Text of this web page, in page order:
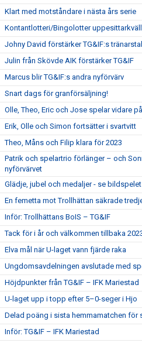
Klart med motståndare i nästa års serie
Kontantlotteri/Bingolotter
Johny David förstärker TG&IF:s
Julin från Skövde AIK förstärker TG&IF
Marcus blir TG&IF:s andra nyförvärv
Snart dags för granförsäljning!
Olle, Theo, Eric och Jose spelar vidare
Erik, Olle och Simon fortsätter i svartvitt
Theo, Måns och Filip klara för 2023
Patrik och spelartrio förlänger – och
nyförvärvet
Glädje, jubel och medaljer - se
En femetta mot Trollhättan säkrade
Inför: Trollhättans BoIS – TG&IF
Tack för i år och välkommen tillbaka
Elva mål när U-laget vann fjärde raka
Ungdomsavdelningen avslutade med
Höjdpunkter från TG&IF – IFK Mariestad
U-laget upp i topp efter 5–0-seger i Hjo
Delad poäng i sista hemmamatchen för
Inför: TG&IF – IFK Mariestad